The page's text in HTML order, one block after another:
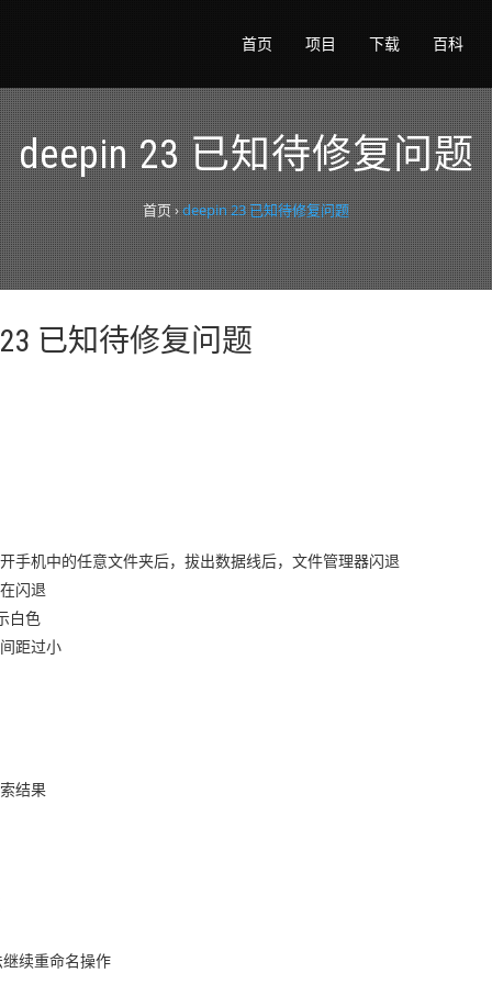
首页 项目 下载 百科
deepin 23 已知待修复问题
首页 ›deepin 23 已知待修复问题
已知待修复问题
手机中的任意文件夹后，拔出数据线后，文件管理器闪退
闪退
白色
距过小
结果
续重命名操作